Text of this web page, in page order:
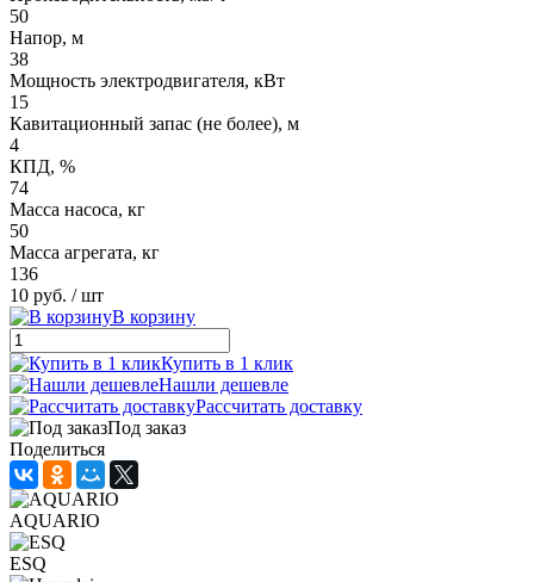
50
Напор, м
38
Мощность электродвигателя, кВт
15
Кавитационный запас (не более), м
4
КПД, %
74
Масса насоса, кг
50
Масса агрегата, кг
136
10 руб. / шт
В корзину
Купить в 1 клик
Нашли дешевле
Рассчитать доставку
Под заказ
Поделиться
AQUARIO
ESQ